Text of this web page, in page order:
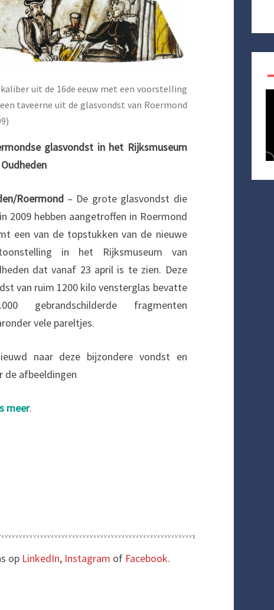
kaliber uit de 16de eeuw met een voorstelling
taveerne uit de glasvondst van Roermond
glasvondst in het Rijksmuseum
Roermond – De grote glasvondst die
2009 hebben aangetroffen in Roermond
een van de topstukken van de nieuwe
in het Rijksmuseum van
dat vanaf 23 april is te zien. Deze
van ruim 1200 kilo vensterglas bevatte
gebrandschilderde fragmenten
vele pareltjes.
naar deze bijzondere vondst en
de afbeeldingen
meer.
op LinkedIn, Instagram of Facebook.